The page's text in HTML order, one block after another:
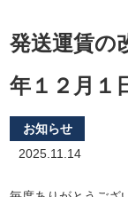
発送運賃の
年１２月１
お知らせ
2025.11.14